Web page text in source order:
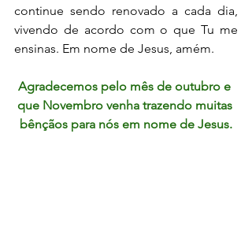
continue sendo renovado a cada dia,
vivendo de acordo com o que Tu me
ensinas. Em nome de Jesus, amém.
Agradecemos pelo mês de outubro e
que Novembro venha trazendo muitas
bênçãos para nós em nome de Jesus.